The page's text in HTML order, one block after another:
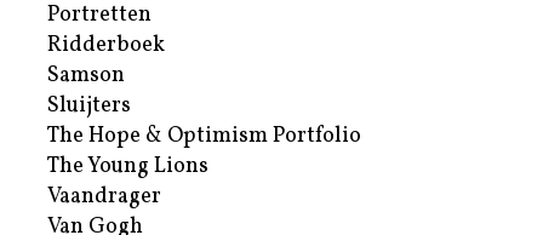
Portretten
Ridderboek
Samson
Sluijters
The Hope & Optimism Portfolio
The Young Lions
Vaandrager
Van Gogh